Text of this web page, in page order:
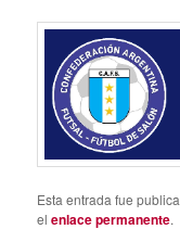
Esta entrada fue
elenlace permanente.